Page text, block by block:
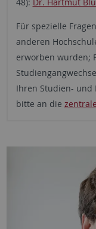
Für spezielle
anderen
erworben wurden;
Ihren Studien- und
bitte an die